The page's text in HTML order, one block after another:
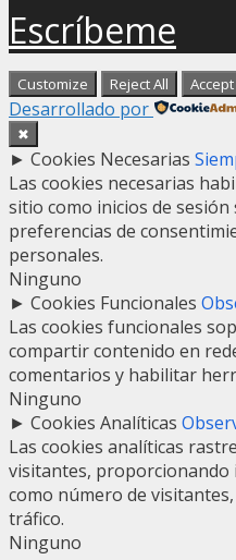
Escríbeme
Customize Reject All Accept
Desarrollado por
✖
► Cookies Necesarias
Las cookies necesarias
sitio como inicios de
preferencias de
personales.
Ninguno
► Cookies Funcionales
Las cookies funcionales
compartir contenido en
comentarios y habilitar
Ninguno
► Cookies Analíticas
Las cookies analíticas
visitantes,
como número de
tráfico.
Ninguno